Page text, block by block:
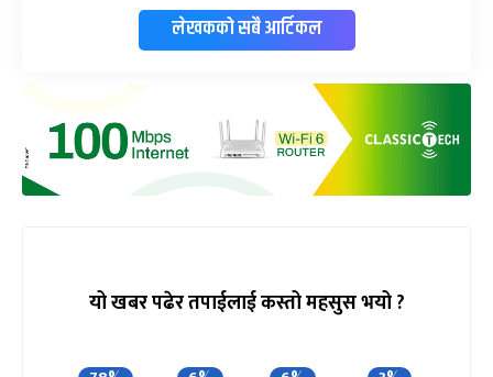
लेखकको सबै आर्टिकल
यो खबर पढेर तपाईलाई कस्तो महसुस भयो ?